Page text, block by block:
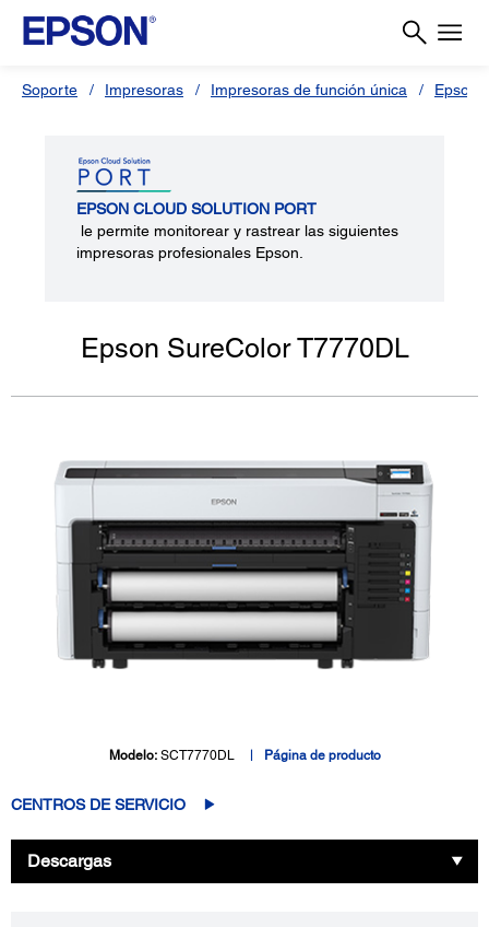
Soporte Impresoras Impresoras de función única Epson
EPSON CLOUD SOLUTION PORT
le permite monitorear y rastrear las siguientes
impresoras profesionales Epson.
Epson SureColor T7770DL
Modelo: SCT7770DL Página de producto
CENTROS DE SERVICIO
Descargas